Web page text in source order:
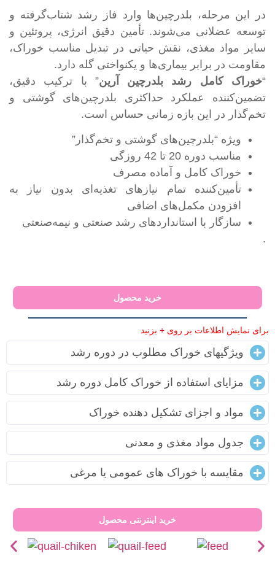
در این مرحله، بلدرچین‌ها وارد فاز رشد شتاب‌گرفته و
توسعه عضلانی می‌شوند. تأمین دقیق انرژی، پروتئین و
سایر مواد مغذی، نقش حیاتی در تبدیل مناسب خوراک،
مقاومت در برابر بیماری‌ها و یکنواختی گله دارد.
“خوراک کامل رشد بلدرچین آرین” با ترکیب دقیق،
تضمین‌کننده عملکرد حداکثری بلدرچین‌های گوشتی و
تخم‌گذار در این بازه زمانی حساس است.
ویژه “بلدرچین‌های گوشتی و تخم‌گذار”
مناسب دوره 20 تا 42 روزگی
خوراک کامل و آماده مصرف
تأمین‌کننده تمام نیازهای تغذیه‌ای بدون نیاز به
افزودن مکمل‌های اضافی
سازگار با استانداردهای رشد صنعتی و نیمه‌صنعتی
.
خرید محصول
برای نمایش اطلاعات بر روی + بزنید
ویژگیهای خوراک مطلوب در دوره رشد
مزایای استفاده از خوراک کامل دوره رشد
مواد و اجزای تشکیل دهنده خوراک
جدول مواد مغذی و معدنی
مقایسه با خوراک های عمومی یا مرغی
خرید اینترنتی محصول